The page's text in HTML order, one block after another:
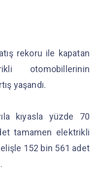
rekoru ile kapatan
otomobillerinin
yaşandı.
kıyasla yüzde 70
tamamen elektrikli
152 bin 561 adet